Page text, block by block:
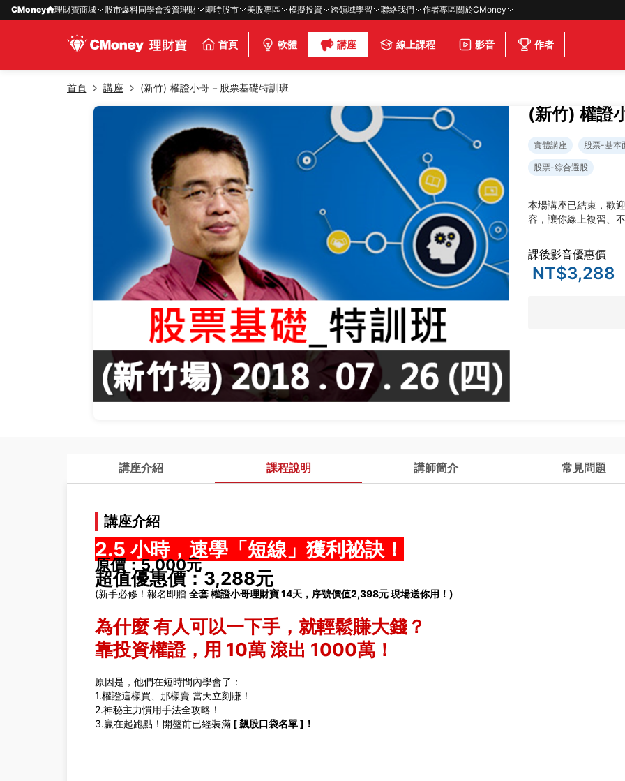
CMoney 理財寶商城 股市爆料同學會投資理財 即時股市 美股專區 模擬投資 跨領域學習 聯絡我們 作者專區關於CMoney
首頁 軟體 講座 線上課程 影音 作者
首頁 講座 (新竹) 權證小哥－股票基礎特訓班
(新竹) 權證
實體講座 股票-基本
股票-綜合選股
本場講座已結束，歡
容，讓你線上複習、
課後影音優惠價
NT$3,288
講座介紹 課程說明 講師簡介 常見問題
講座介紹
2.5 小時，速學「短線」獲利祕訣！
原價：5,000元
超值優惠價：3,288元
(新手必修！報名即贈 全套 權證小哥理財寶 14天，序號價值2,398元 現場送你用！)
為什麼 有人可以一下手，就輕鬆賺大錢？
靠投資權證，用 10萬 滾出 1000萬！
原因是，他們在短時間內學會了：
1.權證這樣買、那樣賣 當天立刻賺！
2.神秘主力慣用手法全攻略！
3.贏在起跑點！開盤前已經裝滿 [ 飆股口袋名單 ]！